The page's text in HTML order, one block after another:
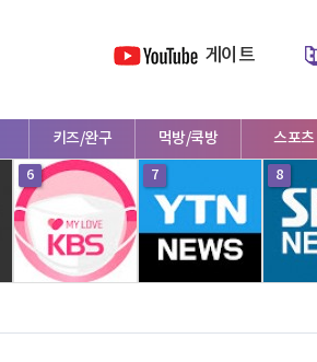
게이트
키즈/완구 먹방/쿡방 스포츠
6 7 8